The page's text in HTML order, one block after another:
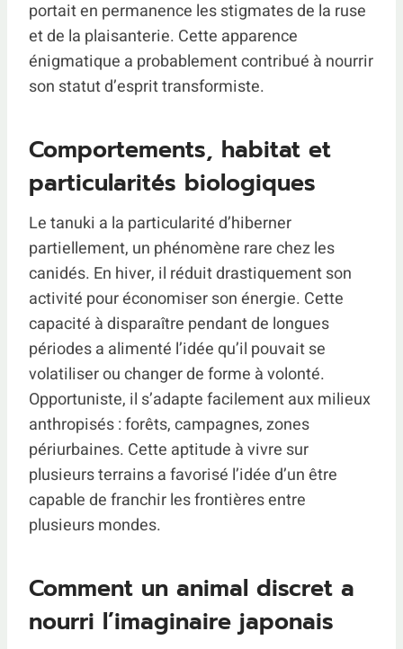
portait en permanence les stigmates de la ruse
et de la plaisanterie. Cette apparence
énigmatique a probablement contribué à nourrir
son statut d’esprit transformiste.
Comportements, habitat et
particularités biologiques
Le tanuki a la particularité d’hiberner
partiellement, un phénomène rare chez les
canidés. En hiver, il réduit drastiquement son
activité pour économiser son énergie. Cette
capacité à disparaître pendant de longues
périodes a alimenté l’idée qu’il pouvait se
volatiliser ou changer de forme à volonté.
Opportuniste, il s’adapte facilement aux milieux
anthropisés : forêts, campagnes, zones
périurbaines. Cette aptitude à vivre sur
plusieurs terrains a favorisé l’idée d’un être
capable de franchir les frontières entre
plusieurs mondes.
Comment un animal discret a
nourri l’imaginaire japonais